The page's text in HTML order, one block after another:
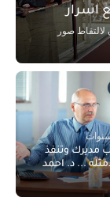
اسرار
لالتقاط صور
وتنفذ
... د. احمد